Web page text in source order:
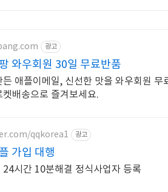
광고
와우회원 30일 무료반품
든 애플이메일, 신선한 맛을 와우회원
배송으로 즐겨보세요.
qqkorea1 광고
가입 대행
24시간 10분해결 정식사업자 등록